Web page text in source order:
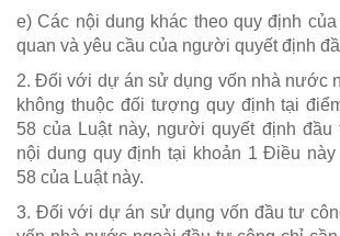
e) Các nội dung khác theo quy định
quan và yêu cầu của người quyết định
2. Đối với dự án sử dụng vốn nhà nước
không thuộc đối tượng quy định tại
58 của Luật này, người quyết định đầu
nội dung quy định tại khoản 1 Điều
58 của Luật này.
3. Đối với dự án sử dụng vốn đầu tư